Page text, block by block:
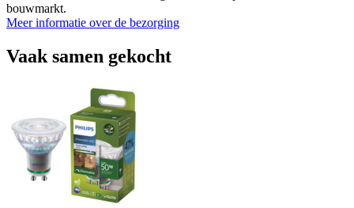
bouwmarkt.
Meer informatie over de bezorging
Vaak samen gekocht